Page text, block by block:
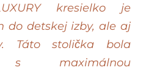
kresielko je
do detskej izby, ale aj
Táto stolička bola
s maximálnou